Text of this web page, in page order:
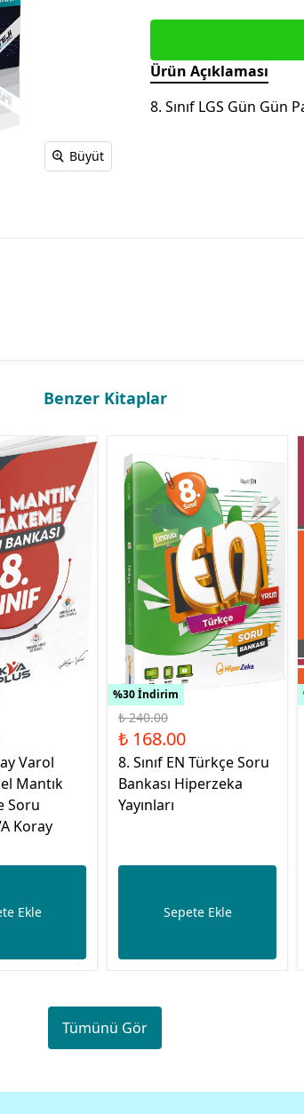
Büyüt
Ürün Açıklaması
8. Sınıf LGS Gün Gün
Benzer Kitaplar
Varol
Mantık
Soru
Koray
Ekle
%30 İndirim
₺ 240.00
₺ 168.00
8. Sınıf EN Türkçe Soru
Bankası Hiperzeka
Yayınları
Sepete Ekle
Tümünü Gör